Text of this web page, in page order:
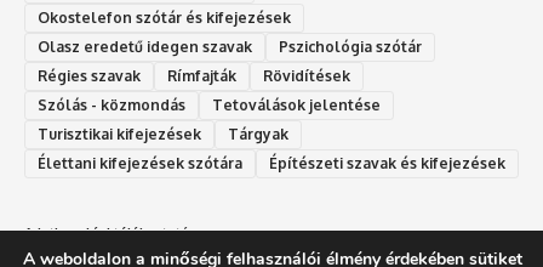
Okostelefon szótár és kifejezések
Olasz eredetű idegen szavak
Ps‮gólohciz‬ia s‮átóz‬r
Régies szavak
Rímfajták
Rövidítések
Szólás - közmondás
Tetoválások jelentése
Turisztikai kifejezések
Tárgyak
Élettani kifejezések szótára
Építészeti szavak és kifejezések
Adatkezelési tájékoztató
A weboldalon a minőségi felhasználói élmény érdekében sütiket